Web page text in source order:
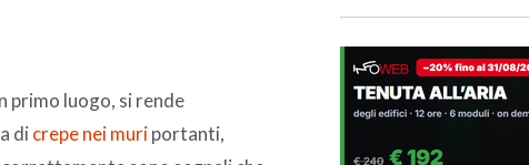
primo luogo, si rende
di crepe nei muriportanti,